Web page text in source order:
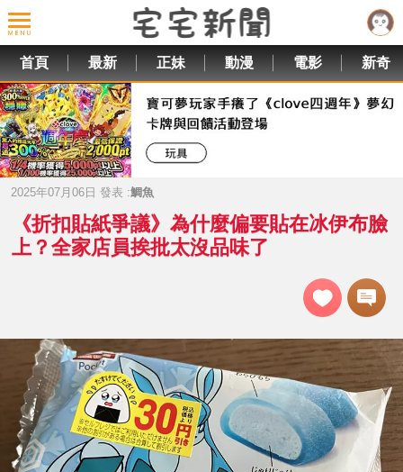
首頁 最新 正妹 動漫 電影 新奇
2025年07月06日 發表 :鯛魚
《折扣貼紙爭議》為什麼偏要貼在冰伊布臉
上？全家店員挨批太沒品味了